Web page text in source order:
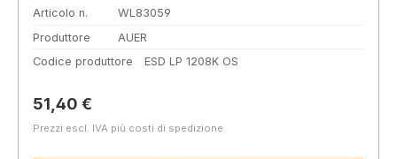
Articolo n.
WL83059
Produttore
AUER
Codice produttore
ESD LP 1208K OS
Prezzo normale:
51,40 €
Prezzi escl. IVA più costi di spedizione